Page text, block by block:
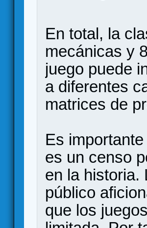
En total, la
mecánicas y
juego puede
a diferentes
matrices de
Es
es un censo
en la historia.
público
que los